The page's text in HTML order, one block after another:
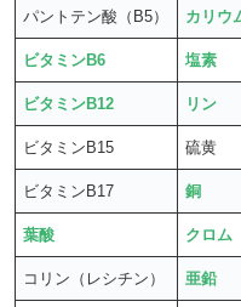
パントテン酸（B5） カリウ
ビタミンB6 塩素
ビタミンB12 リン
ビタミンB15 硫黄
ビタミンB17 銅
葉酸 クロム
コリン（レシチン） 亜鉛